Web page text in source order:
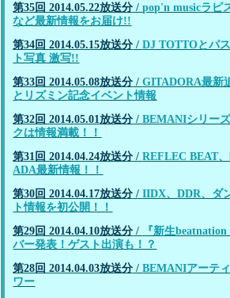
第35回 2014.05.22放送分 /pop'n musicラピ
など最新情報をお届け!!
第34回 2014.05.15放送分 /DJ TOTTOとパ
ト写真 激写!!
第33回 2014.05.08放送分 /GITADORA最新
とリズミン記念イベント情報
第32回 2014.05.01放送分 /BEMANIシリー
クは情報満載！！
第31回 2014.04.24放送分 /REFLEC BEAT
ADA最新情報！！
第30回 2014.04.17放送分 /IIDX、DDR、ダ
ト情報を初公開！！
第29回 2014.04.10放送分 / 『新生
バー発表！ゲスト出演も！？
第28回 2014.04.03放送分 /BEMANIアーテ
ワー